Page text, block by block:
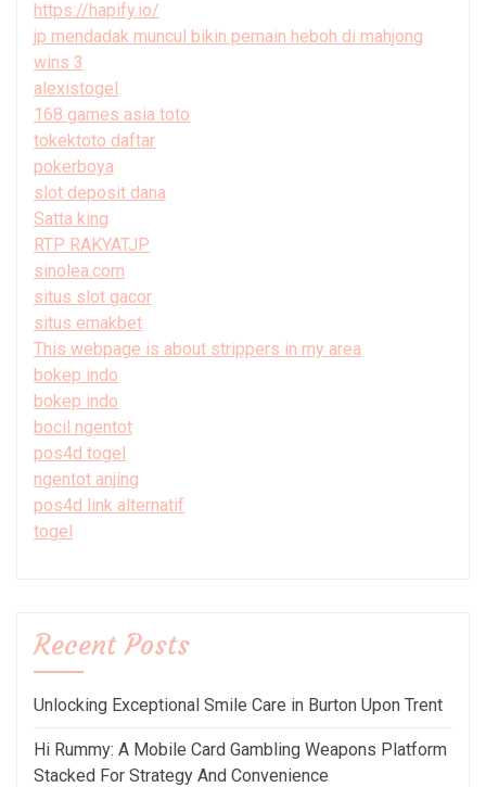
https://hapify.io/
jp mendadak muncul bikin pemain heboh di mahjong
wins 3
alexistogel
168 games asia toto
tokektoto daftar
pokerboya
slot deposit dana
Satta king
RTP RAKYATJP
sinolea.com
situs slot gacor
situs emakbet
This webpage is about strippers in my area
bokep indo
bokep indo
bocil ngentot
pos4d togel
ngentot anjing
pos4d link alternatif
togel
Recent Posts
Unlocking Exceptional Smile Care in Burton Upon Trent
Hi Rummy: A Mobile Card Gambling Weapons Platform
Stacked For Strategy And Convenience